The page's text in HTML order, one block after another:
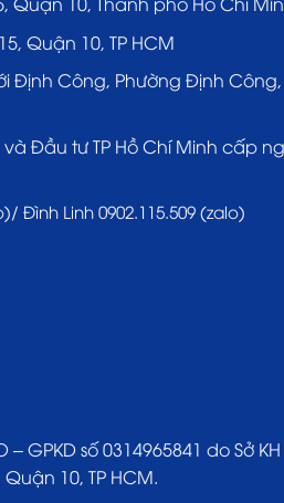
Quận 10, TP HCM
Định Công, Phường Định Công,
Đầu tư TP Hồ Chí Minh cấp
Đình Linh 0902.115.509 (zalo)
GPKD số 0314965841 do Sở
10, TP HCM.